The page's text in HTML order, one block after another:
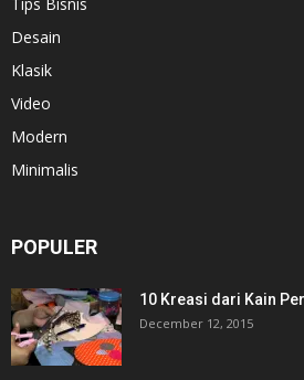
Tips Bisnis
Desain
Klasik
Video
Modern
Minimalis
POPULER
10 Kreasi dari Kain
December 12, 2015